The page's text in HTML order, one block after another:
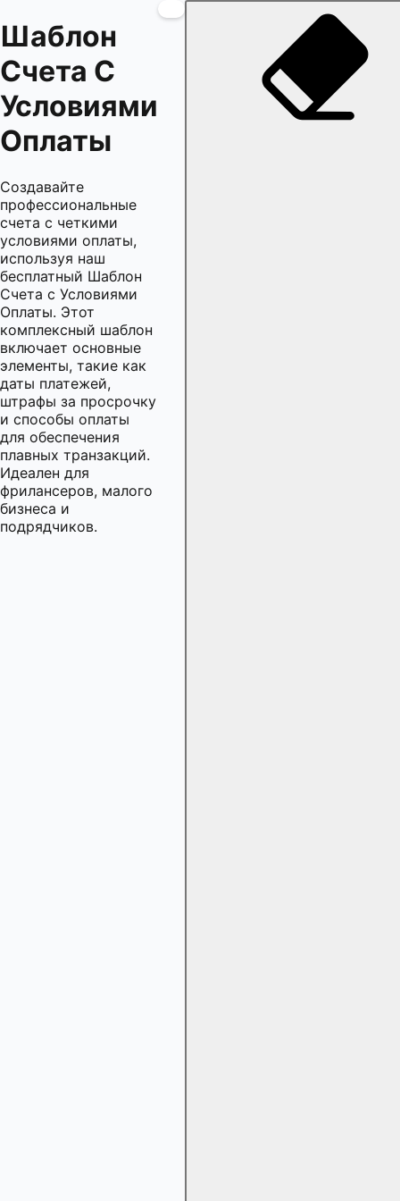
Шаблон
Счета С
Условиями
Оплаты
Создавайте
профессиональные
счета с четкими
условиями оплаты,
используя наш
бесплатный Шаблон
Счета с Условиями
Оплаты. Этот
комплексный шаблон
включает основные
элементы, такие как
даты платежей,
штрафы за просрочку
и способы оплаты
для обеспечения
плавных транзакций.
Идеален для
фрилансеров, малого
бизнеса и
подрядчиков.